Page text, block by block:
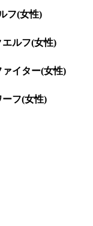
フ(女性)
エルフ(女性)
イター(女性)
ーフ(女性)